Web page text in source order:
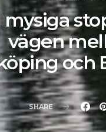
mysiga
vägen
och
SHARE